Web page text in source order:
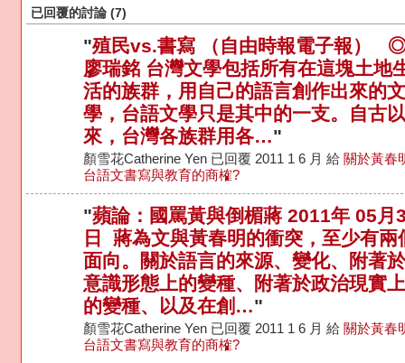
已回覆的討論 (7)
"殖民vs.書寫 （自由時報電子報）
廖瑞銘 台灣文學包括所有在這塊土地
活的族群，用自己的語言創作出來的文
學，台語文學只是其中的一支。自古以
來，台灣各族群用各…"
顏雪花Catherine Yen 已回覆 2011 1 6 月 給 關於黃春
台語文書寫與教育的商榷?
"蘋論：國罵黃與倒楣蔣 2011年 05月
日 蔣為文與黃春明的衝突，至少有兩
面向。關於語言的來源、變化、附著於
意識形態上的變種、附著於政治現實上
的變種、以及在創…"
顏雪花Catherine Yen 已回覆 2011 1 6 月 給 關於黃春
台語文書寫與教育的商榷?